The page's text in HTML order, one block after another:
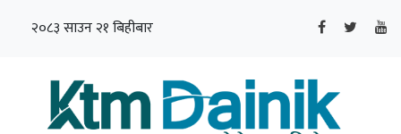
२०८३ साउन २१ बिहीबार